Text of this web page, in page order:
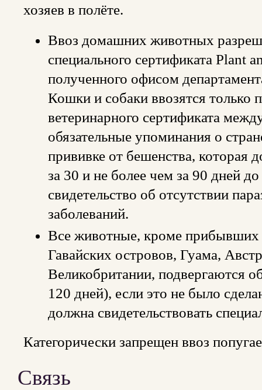
хозяев в полёте.
Ввоз домашних животных
специального сертификата Plant
полученного офисом
Кошки и собаки ввозятся только
ветеринарного сертификата
обязательные упоминания о
прививке от бешенства, которая
за 30 и не более чем за 90 дней
свидетельство об отсутствии
заболеваний.
Все животные, кроме прибывших
Гавайских островов, Гуама,
Великобритании, подвергаются
120 дней), если это не было
должна свидетельствовать
Категорически запрещен ввоз
Связь